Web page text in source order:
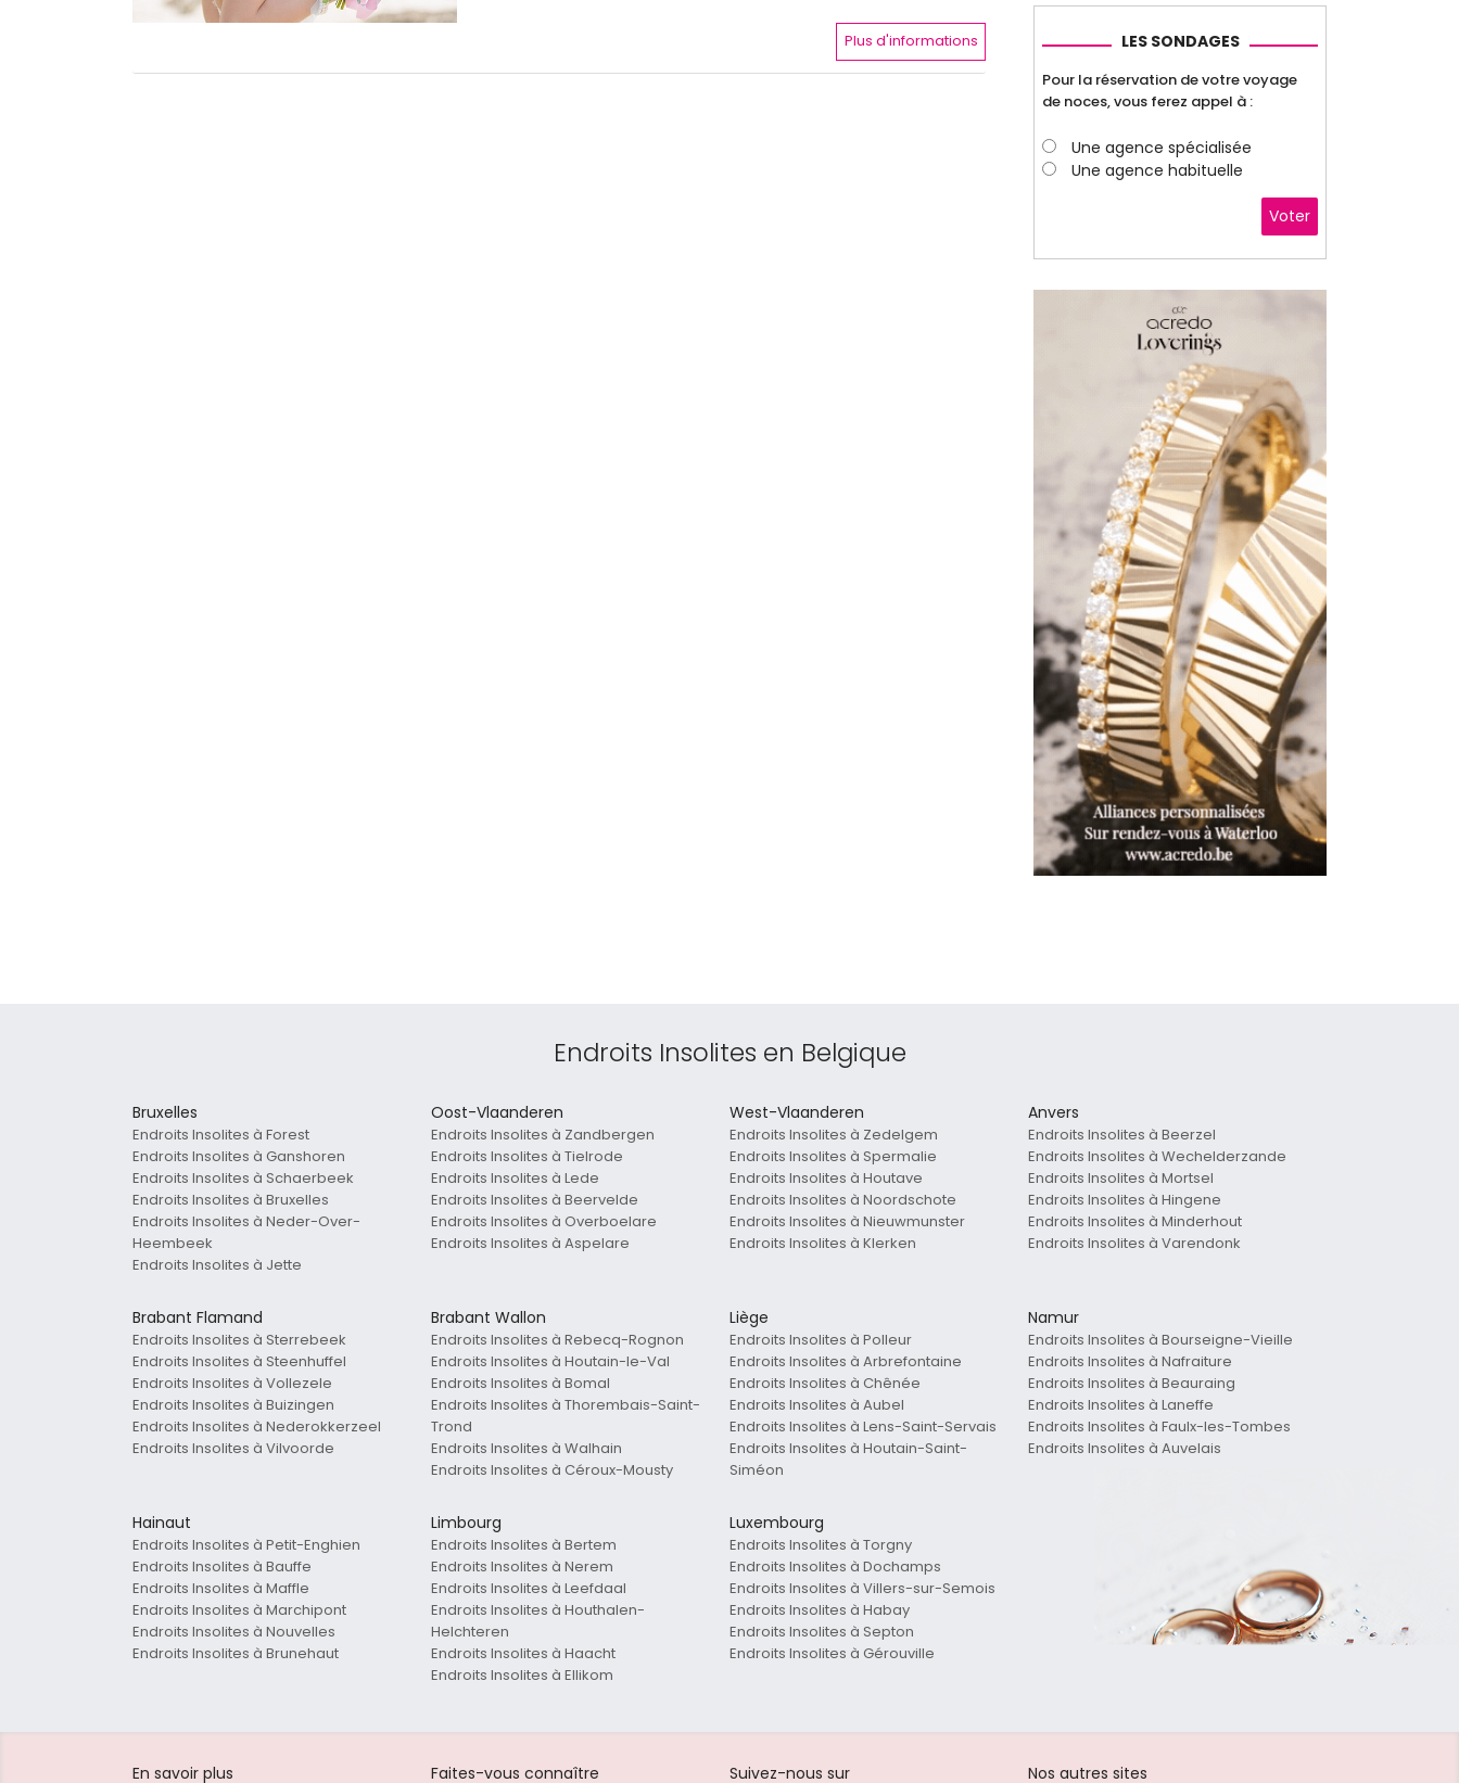
Plus d'informations LES SONDAGES
Pour la réservation de votre voyage
de noces, vous ferez appel à :
Une agence spécialisée
Une agence habituelle
Voter
Endroits Insolites en Belgique
Bruxelles
Endroits Insolites à Forest
Endroits Insolites à Ganshoren
Endroits Insolites à Schaerbeek
Endroits Insolites à Bruxelles
Endroits Insolites à Neder-Over-
Heembeek
Endroits Insolites à Jette
Oost-Vlaanderen
Endroits Insolites à Zandbergen
Endroits Insolites à Tielrode
Endroits Insolites à Lede
Endroits Insolites à Beervelde
Endroits Insolites à Overboelare
Endroits Insolites à Aspelare
West-Vlaanderen
Endroits Insolites à Zedelgem
Endroits Insolites à Spermalie
Endroits Insolites à Houtave
Endroits Insolites à Noordschote
Endroits Insolites à Nieuwmunster
Endroits Insolites à Klerken
Anvers
Endroits Insolites à Beerzel
Endroits Insolites à Wechelderzande
Endroits Insolites à Mortsel
Endroits Insolites à Hingene
Endroits Insolites à Minderhout
Endroits Insolites à Varendonk
Brabant Flamand
Endroits Insolites à Sterrebeek
Endroits Insolites à Steenhuffel
Endroits Insolites à Vollezele
Endroits Insolites à Buizingen
Endroits Insolites à Nederokkerzeel
Endroits Insolites à Vilvoorde
Brabant Wallon
Endroits Insolites à Rebecq-Rognon
Endroits Insolites à Houtain-le-Val
Endroits Insolites à Bomal
Endroits Insolites à Thorembais-Saint-
Trond
Endroits Insolites à Walhain
Endroits Insolites à Céroux-Mousty
Liège
Endroits Insolites à Polleur
Endroits Insolites à Arbrefontaine
Endroits Insolites à Chênée
Endroits Insolites à Aubel
Endroits Insolites à Lens-Saint-Servais
Endroits Insolites à Houtain-Saint-
Siméon
Namur
Endroits Insolites à Bourseigne-Vieille
Endroits Insolites à Nafraiture
Endroits Insolites à Beauraing
Endroits Insolites à Laneffe
Endroits Insolites à Faulx-les-Tombes
Endroits Insolites à Auvelais
Hainaut
Endroits Insolites à Petit-Enghien
Endroits Insolites à Bauffe
Endroits Insolites à Maffle
Endroits Insolites à Marchipont
Endroits Insolites à Nouvelles
Endroits Insolites à Brunehaut
Limbourg
Endroits Insolites à Bertem
Endroits Insolites à Nerem
Endroits Insolites à Leefdaal
Endroits Insolites à Houthalen-
Helchteren
Endroits Insolites à Haacht
Endroits Insolites à Ellikom
Luxembourg
Endroits Insolites à Torgny
Endroits Insolites à Dochamps
Endroits Insolites à Villers-sur-Semois
Endroits Insolites à Habay
Endroits Insolites à Septon
Endroits Insolites à Gérouville
En savoir plus Faites-vous connaître Suivez-nous sur Nos autres sites